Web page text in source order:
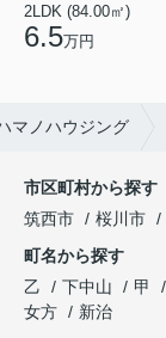
2LDK (84.00㎡)
6.5万円
マノハウジング
市区町村から探す
筑西市
桜川市
町名から探す
乙
下中山 甲
女方
新治